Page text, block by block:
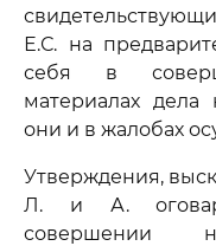
Е.С. на
себя в
материалах
они и в жалобах
Утверждения,
Л. и А.
совершении